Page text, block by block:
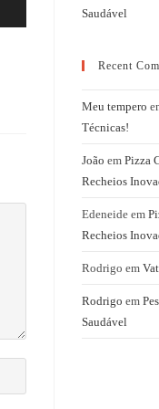
Saudável
Recent
Meu tempero
Técnicas!
João em Pizza
Recheios
Edeneide em
Recheios
Rodrigo em
Rodrigo em
Saudável